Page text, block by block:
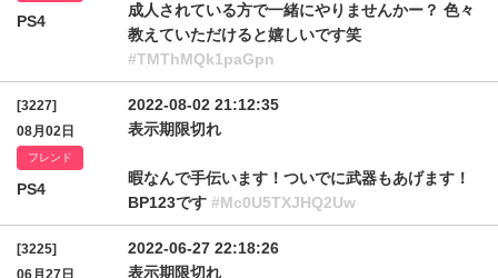
PS4
成人されている方で一緒にやりませんかー？ 色々
教えていただけると嬉しいです笑
#TMThMQk1paGpn
[3227]
08月02日
フレンド
PS4
2022-08-02 21:12:35
表示期限切れ
暇なんで手伝います！ついでに武器もあげます！
BP123です #Mc0U5TXJHQ2Uw
[3225]
06月27日
2022-06-27 22:18:26
表示期限切れ